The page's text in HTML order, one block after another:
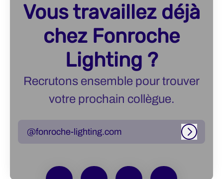
Vous travaillez déjà
chez Fonroche
Lighting ?
Recrutons ensemble pour trouver
votre prochain collègue.
@fonroche-lighting.com